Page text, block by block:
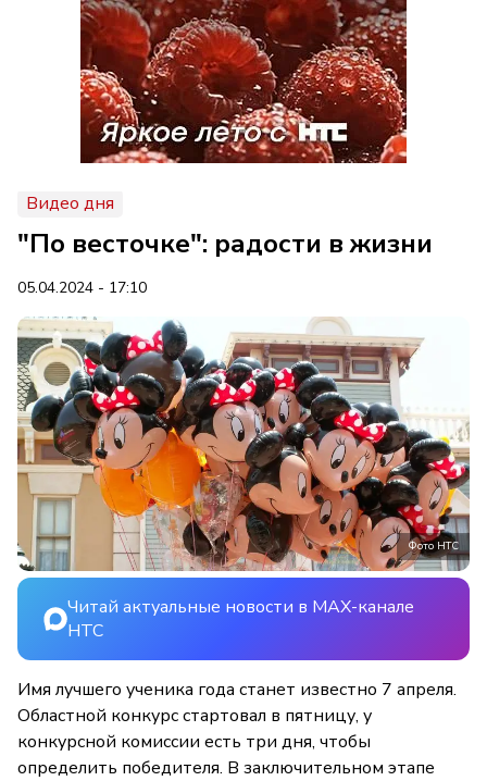
Видео дня
"По весточке": радости в жизни
05.04.2024 - 17:10
Фото НТС
Читай актуальные новости в MAX-канале
НТС
Имя лучшего ученика года станет известно 7 апреля.
Областной конкурс стартовал в пятницу, у
конкурсной комиссии есть три дня, чтобы
определить победителя. В заключительном этапе